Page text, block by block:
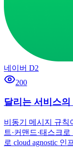
네이버 D2
200
달리는 서비스의
비동기 메시지 규칙
트·커맨드·태스크
로 cloud agnostic